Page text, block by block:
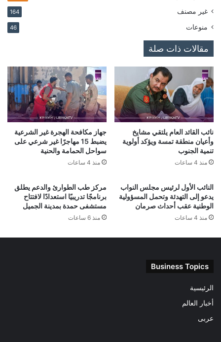
غير مصنف 164
منوعات 46
مقالات ذات صلة
نائب القائد العام يلتقي مشايخ
وأعيان منطقة تمسة ويؤكد أولوية
تنمية الجنوب
منذ 4 ساعات
جهاز مكافحة الهجرة غير الشرعية
يضبط 15 مهاجرًا غير شرعي على
سواحل الحمامة والحنية
منذ 4 ساعات
النائب الأول لرئيس مجلس النواب
يدعو إلى التهدئة وتحمل المسؤولية
الوطنية عقب أحداث صرمان
منذ 4 ساعات
مركز طب الطوارئ والدعم يطلق
برنامجًا تدريبيًا استعدادًا لافتتاح
مستشفى حمدة بمدينة الجميل
منذ 6 ساعات
Business Topics
الرئيسية
أخبار العالم
عربى